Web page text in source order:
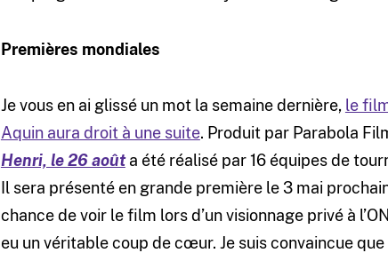
Premières mondiales
Je vous en ai glissé un mot la semaine dernière, le
Aquin aura droit à une suite. Produit par Parabola
Henri, le 26 aoûta été réalisé par 16 équipes de
Il sera présenté en grande première le 3 mai
chance de voir le film lors d’un visionnage privé à
eu un véritable coup de cœur. Je suis convaincue